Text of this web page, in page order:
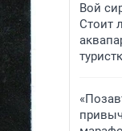
Вой
Стоит